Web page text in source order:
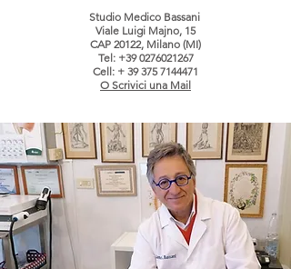
Studio Medico Bassani
Viale Luigi Majno, 15
CAP 20122, Milano (MI)
Tel: +39 0276021267
Cell: + 39 375 7144471
O Scrivici una Mail